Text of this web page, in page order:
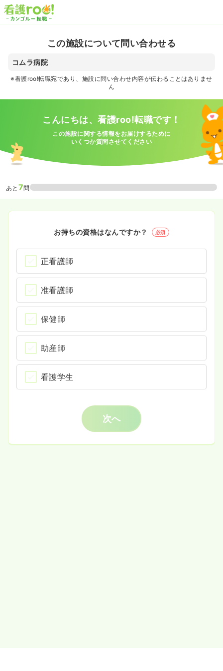
この施設について問い合わせる
コムラ病院
※看護roo!転職宛であり、施設に問い合わせ内容が伝わることはありませ
ん
こんにちは、看護roo!転職です！
この施設に関する情報をお届けするために
いくつか質問させてください
あと 7問
お持ちの資格はなんですか？ 必須
正看護師
准看護師
保健師
助産師
看護学生
次へ